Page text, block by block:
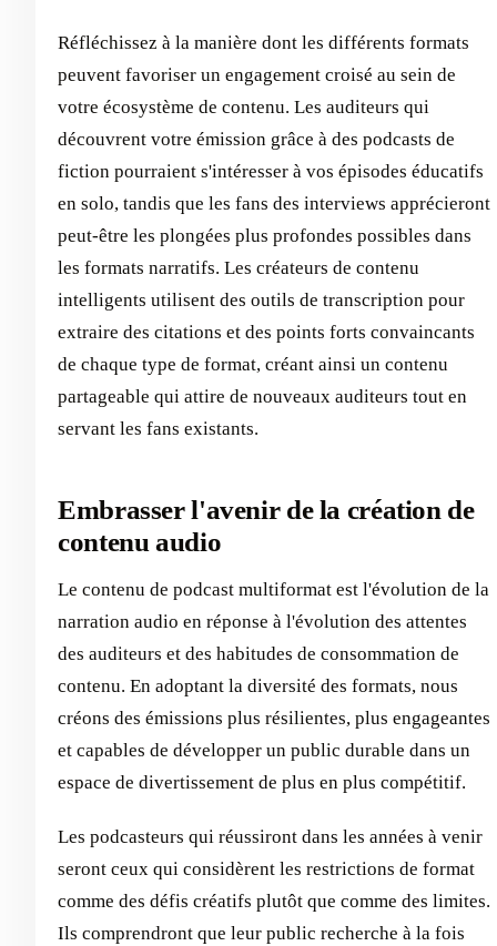
Réfléchissez à la manière dont les différents formats
peuvent favoriser un engagement croisé au sein de
votre écosystème de contenu. Les auditeurs qui
découvrent votre émission grâce à des podcasts de
fiction pourraient s'intéresser à vos épisodes éducatifs
en solo, tandis que les fans des interviews apprécieront
peut-être les plongées plus profondes possibles dans
les formats narratifs. Les créateurs de contenu
intelligents utilisent des outils de transcription pour
extraire des citations et des points forts convaincants
de chaque type de format, créant ainsi un contenu
partageable qui attire de nouveaux auditeurs tout en
servant les fans existants.
Embrasser l'avenir de la création de
contenu audio
Le contenu de podcast multiformat est l'évolution de la
narration audio en réponse à l'évolution des attentes
des auditeurs et des habitudes de consommation de
contenu. En adoptant la diversité des formats, nous
créons des émissions plus résilientes, plus engageantes
et capables de développer un public durable dans un
espace de divertissement de plus en plus compétitif.
Les podcasteurs qui réussiront dans les années à venir
seront ceux qui considèrent les restrictions de format
comme des défis créatifs plutôt que comme des limites.
Ils comprendront que leur public recherche à la fois